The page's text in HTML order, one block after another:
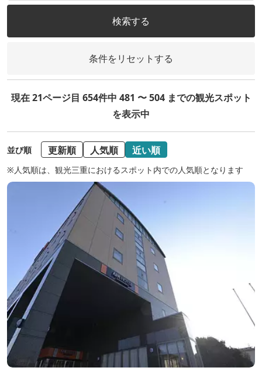
検索する
条件をリセットする
現在 21ページ目 654件中 481 〜 504 までの観光スポット
を表示中
並び順 更新順 人気順 近い順
※人気順は、観光三重におけるスポット内での人気順となります